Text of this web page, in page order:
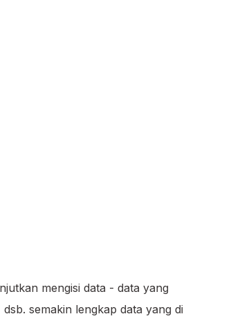
mengisi data - data yang
semakin lengkap data yang di